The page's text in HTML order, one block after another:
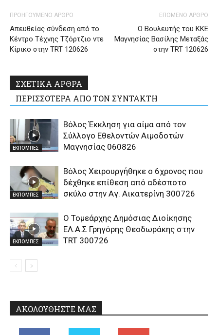
ΠΡΟΗΓΟΥΜΕΝΟ ΑΡΘΡΟ
Απευθείας σύνδεση από το
Κέντρο Τέχνης Τζόρτζιο ντε
Κίρικο στην TRT 120626
ΕΠΟΜΕΝΟ ΑΡΘΡΟ
Ο Βουλευτής του ΚΚΕ
Μαγνησίας Βασίλης Μεταξάς
στην TRT 120626
ΣΧΕΤΙΚΑ ΑΡΘΡΑ
ΠΕΡΙΣΣΟΤΕΡΑ ΑΠΟ ΤΟΝ ΣΥΝΤΑΚΤΗ
ΕΚΠΟΜΠΕΣ
Βόλος Έκκληση για αίμα από τον
Σύλλογο Εθελοντών Αιμοδοτών
Μαγνησίας 060826
ΕΚΠΟΜΠΕΣ
Βόλος Χειρουργήθηκε ο 6χρονος που
δέχθηκε επίθεση από αδέσποτο
σκύλο στην Αγ. Αικατερίνη 300726
ΕΚΠΟΜΠΕΣ
Ο Τομεάρχης Δημόσιας Διοίκησης
ΕΛ.Α.Σ Γρηγόρης Θεοδωράκης στην
TRT 300726
ΑΚΟΛΟΥΘΗΣΤΕ ΜΑΣ